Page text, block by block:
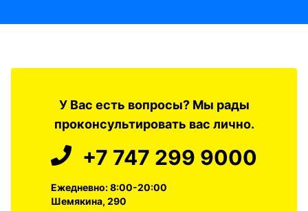
У Вас есть вопросы? Мы рады
проконсультировать вас лично.
+7 747 299 9000
Ежедневно: 8:00-20:00
Шемякина, 290